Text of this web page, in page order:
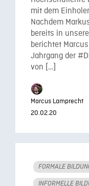
mit dem
Nachdem
bereits in
berichtet
Jahrgang der
von […]
Marcus Lamprecht
20.02.20
FORMALE
INFORMELLE